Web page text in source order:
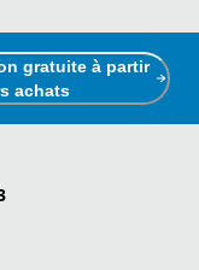
gratuite à partir
achats